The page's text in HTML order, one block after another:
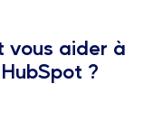
vous aider à
?